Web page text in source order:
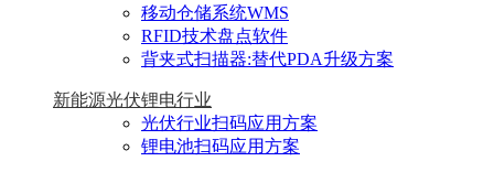
移动仓储系统WMS
RFID技术盘点软件
背夹式扫描器:替代PDA升级方案
新能源光伏锂电行业
光伏行业扫码应用方案
锂电池扫码应用方案